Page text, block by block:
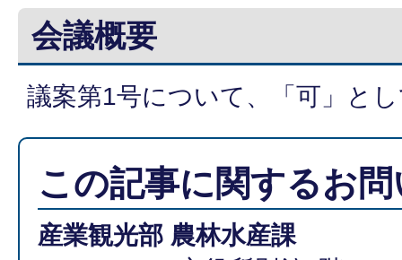
会議概要
議案第1号について、「可」と
この記事に関するお
産業観光部 農林水産課